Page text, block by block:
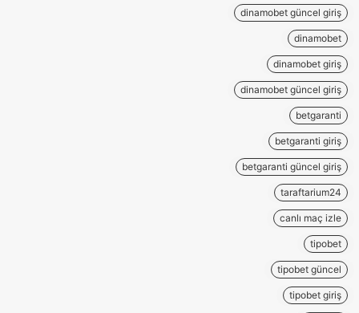
dinamobet güncel giriş
dinamobet
dinamobet giriş
dinamobet güncel giriş
betgaranti
betgaranti giriş
betgaranti güncel giriş
taraftarium24
canlı maç izle
tipobet
tipobet güncel
tipobet giriş